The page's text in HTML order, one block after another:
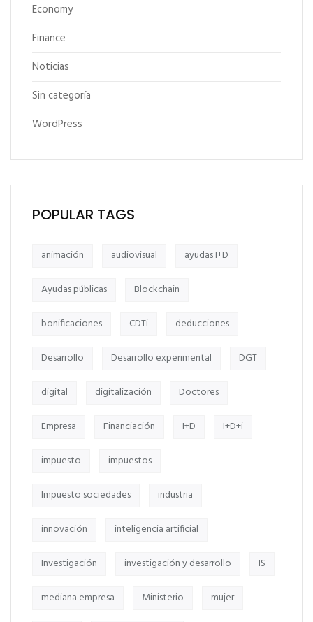
Economy
Finance
Noticias
Sin categoría
WordPress
POPULAR TAGS
animación audiovisual ayudas I+D
Ayudas públicas Blockchain
bonificaciones CDTi deducciones
Desarrollo Desarrollo experimental DGT
digital digitalización Doctores
Empresa Financiación I+D I+D+i
impuesto impuestos
Impuesto sociedades industria
innovación inteligencia artificial
Investigación investigación y desarrollo IS
mediana empresa Ministerio mujer